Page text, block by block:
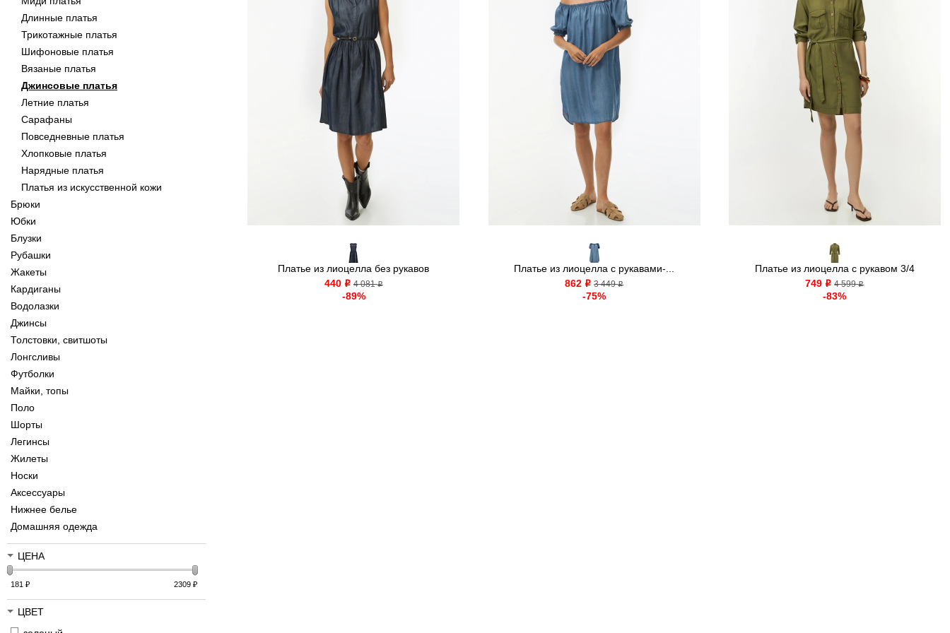
Длинные платья
Трикотажные платья
Шифоновые платья
Вязаные платья
Джинсовые платья
Летние платья
Сарафаны
Повседневные платья
Хлопковые платья
Нарядные платья
Платья из искусственной кожи
Брюки
Юбки
Блузки
Рубашки
Жакеты
Кардиганы
Водолазки
Джинсы
Толстовки, свитшоты
Лонгсливы
Футболки
Майки, топы
Поло
Шорты
Легинсы
Жилеты
Носки
Аксессуары
Нижнее белье
Домашняя одежда
ЦЕНА
181 ₽ 2309₽
ЦВЕТ
Платье из лиоцелла без рукавов
440 o 4 081o
-89%
Платье из лиоцелла с рукавами-...
862 o 3 449o
-75%
Платье из лиоцелла с рукавом 3/4
749 o 4 599o
-83%